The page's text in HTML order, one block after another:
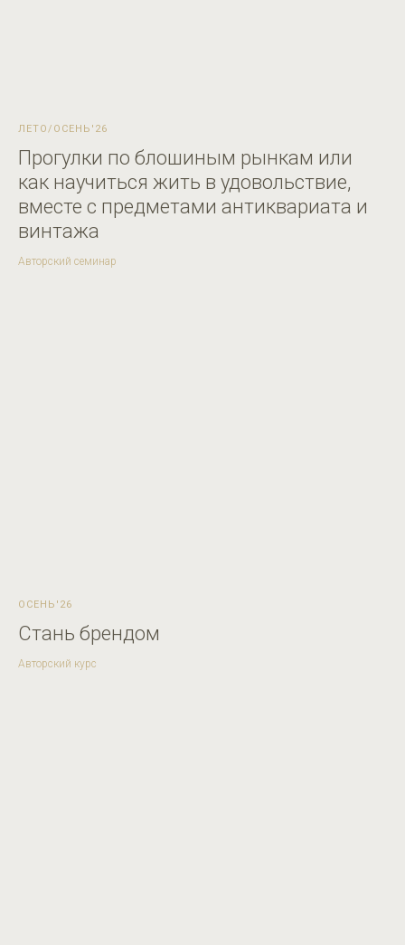
ЛЕТО/ОСЕНЬ'26
Прогулки по блошиным рынкам или
как научиться жить в удовольствие,
вместе с предметами антиквариата и
винтажа
Авторский семинар
ОСЕНЬ'26
Стань брендом
Авторский курс